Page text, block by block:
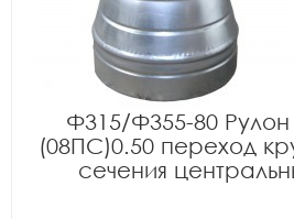
Ф315/Ф355-80
(08ПС)0.50 переход
сечения